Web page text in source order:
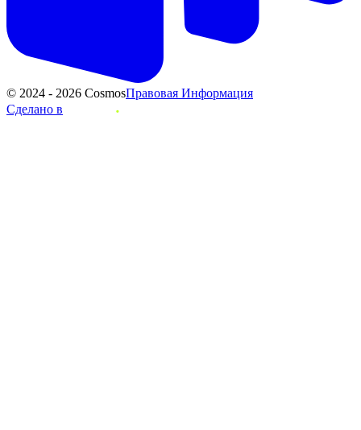
© 2024 - 2026 CosmosПравовая Информация
Сделано в